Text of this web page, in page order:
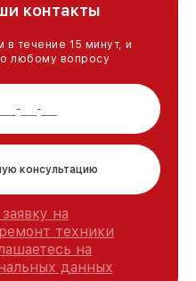
контакты
течение 15 минут, и
любому вопросу
консультацию
на
техники
на
данных